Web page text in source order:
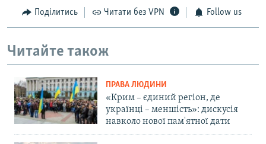
Поділитись Читати без VPN Follow us
Читайте також
ПРАВА ЛЮДИНИ
«Крим – єдиний регіон, де
українці – меншість»: дискусія
навколо нової пам'ятної дати